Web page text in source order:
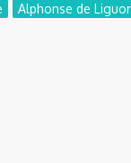
Alphonse de